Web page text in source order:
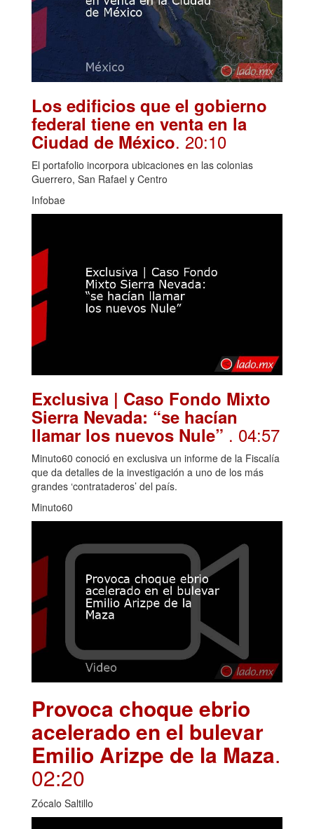
Los edificios que el gobierno
federal tiene en venta en la
Ciudad de México. 20:10
El portafolio incorpora ubicaciones en las colonias
Guerrero, San Rafael y Centro
Infobae
Exclusiva | Caso Fondo Mixto
Sierra Nevada: “se hacían
llamar los nuevos Nule” . 04:57
Minuto60 conoció en exclusiva un informe de la Fiscalía
que da detalles de la investigación a uno de los más
grandes ‘contrataderos’ del país.
Minuto60
Provoca choque ebrio
acelerado en el bulevar
Emilio Arizpe de la Maza.
02:20
Zócalo Saltillo